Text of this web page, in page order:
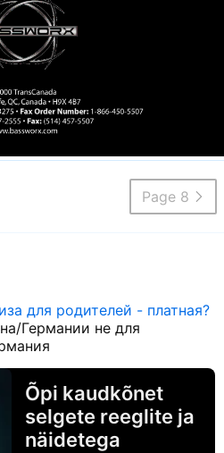
Page 8
для родителей - платная?
Германии не для
Õpi kaudkõnet
selgete reeglite ja
näidetega